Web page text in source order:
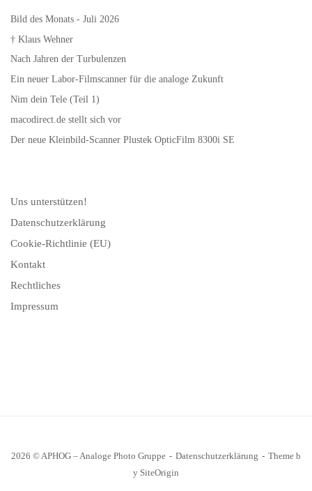
Bild des Monats - Juli 2026
† Klaus Wehner
Nach Jahren der Turbulenzen
Ein neuer Labor-Filmscanner für die analoge Zukunft
Nim dein Tele (Teil 1)
macodirect.de stellt sich vor
Der neue Kleinbild-Scanner Plustek OpticFilm 8300i SE
Uns unterstützen!
Datenschutzerklärung
Cookie-Richtlinie (EU)
Kontakt
Rechtliches
Impressum
2026 © APHOG – Analoge Photo Gruppe Datenschutzerklärung
Theme b
y SiteOrigin